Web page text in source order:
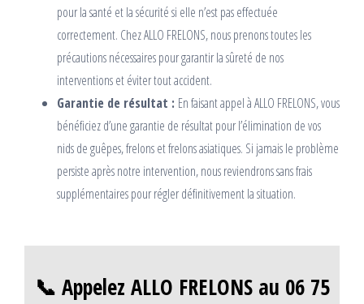
pour la santé et la sécurité si elle n’est pas effectuée
correctement. Chez ALLO FRELONS, nous prenons toutes les
précautions nécessaires pour garantir la sûreté de nos
interventions et éviter tout accident.
Garantie de résultat : En faisant appel à ALLO FRELONS, vous
bénéficiez d’une garantie de résultat pour l’élimination de vos
nids de guêpes, frelons et frelons asiatiques. Si jamais le problème
persiste après notre intervention, nous reviendrons sans frais
supplémentaires pour régler définitivement la situation.
📞 Appelez ALLO FRELONS au 06 75